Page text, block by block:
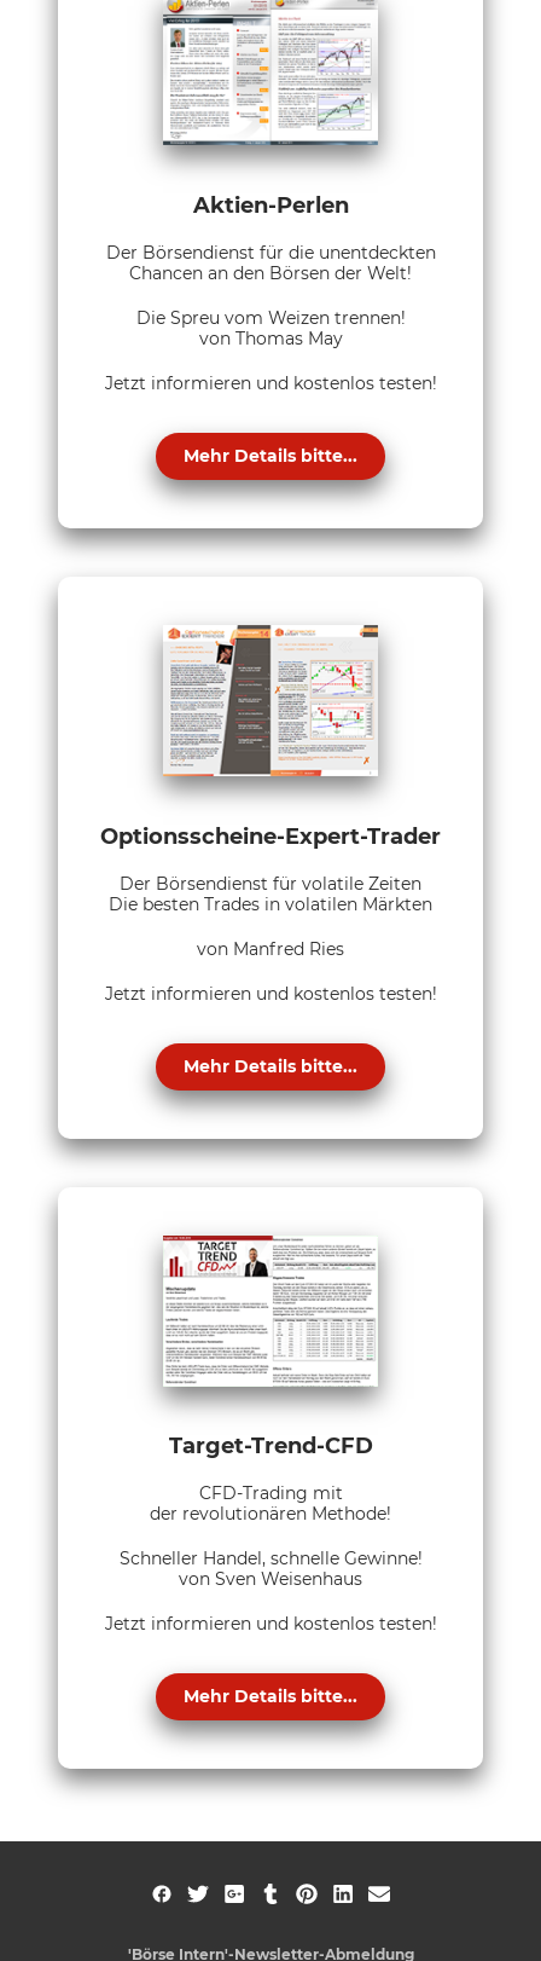
Aktien-Perlen
Der Börsendienst für die unentdeckten
Chancen an den Börsen der Welt!
Die Spreu vom Weizen trennen!
von Thomas May
Jetzt informieren und kostenlos testen!
Mehr Details bitte...
Optionsscheine-Expert-Trader
Der Börsendienst für volatile Zeiten
Die besten Trades in volatilen Märkten
von Manfred Ries
Jetzt informieren und kostenlos testen!
Mehr Details bitte...
Target-Trend-CFD
CFD-Trading mit
der revolutionären Methode!
Schneller Handel, schnelle Gewinne!
von Sven Weisenhaus
Jetzt informieren und kostenlos testen!
Mehr Details bitte...
'Börse Intern'-Newsletter-Abmeldung